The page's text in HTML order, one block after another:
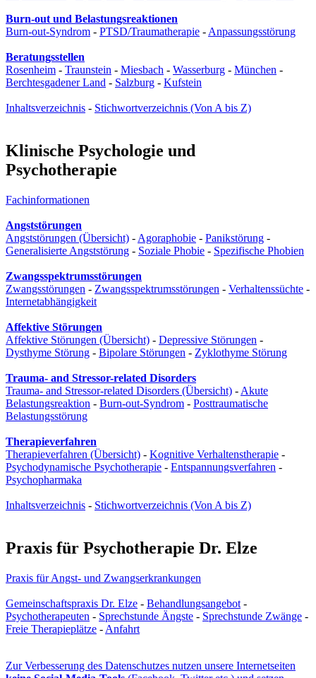
Burn-out und Belastungsreaktionen
Burn-out-Syndrom - PTSD/Traumatherapie - Anpassungsstörung
Beratungsstellen
Rosenheim - Traunstein - Miesbach - Wasserburg - München -
Berchtesgadener Land - Salzburg - Kufstein
Inhaltsverzeichnis - Stichwortverzeichnis (Von A bis Z)
Klinische Psychologie und
Psychotherapie
Fachinformationen
Angststörungen
Angststörungen (Übersicht) - Agoraphobie - Panikstörung -
Generalisierte Angststörung - Soziale Phobie - Spezifische Phobien
Zwangsspektrumsstörungen
Zwangsstörungen - Zwangsspektrumsstörungen - Verhaltenssüchte -
Internetabhängigkeit
Affektive Störungen
Affektive Störungen (Übersicht) - Depressive Störungen -
Dysthyme Störung - Bipolare Störungen - Zyklothyme Störung
Trauma- and Stressor-related Disorders
Trauma- and Stressor-related Disorders (Übersicht) - Akute
Belastungsreaktion - Burn-out-Syndrom - Posttraumatische
Belastungsstörung
Therapieverfahren
Therapieverfahren (Übersicht) - Kognitive Verhaltenstherapie -
Psychodynamische Psychotherapie - Entspannungsverfahren -
Psychopharmaka
Inhaltsverzeichnis - Stichwortverzeichnis (Von A bis Z)
Praxis für Psychotherapie Dr. Elze
Praxis für Angst- und Zwangs­erkrankungen
Gemeinschaftspraxis Dr. Elze - Behandlungsangebot -
Psychotherapeuten - Sprechstunde Ängste - Sprechstunde Zwänge -
Freie Therapieplätze - Anfahrt
Zur Verbesserung des Datenschutzes nutzen unsere Internetseiten